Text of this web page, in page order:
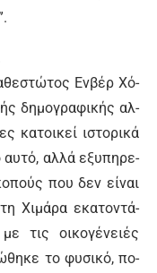
Εν­βέρ Χό­
δη­μο­γρα­φι­κής αλ­
κα­τοι­κεί ι­στο­ρι­κά
αυ­τό, αλ­λά ε­ξυ­πη­ρε­
που δεν εί­ναι
Χι­μά­ρα ε­κα­το­ντά­
τις οι­κο­γέ­νειές
το φυ­σι­κό, πο­